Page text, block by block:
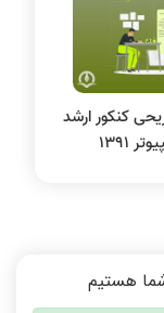
کنکور ارشد
1391
هستیم